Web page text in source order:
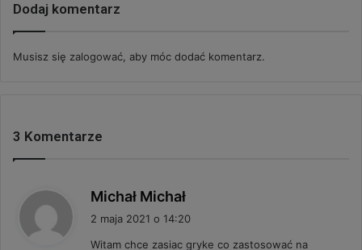
Dodaj komentarz
Musisz się zalogować, aby móc dodać komentarz.
3 Komentarze
Michał Michał
i
2 maja 2021 o 14:20
Witam chce zasiac gryke co zastosować na